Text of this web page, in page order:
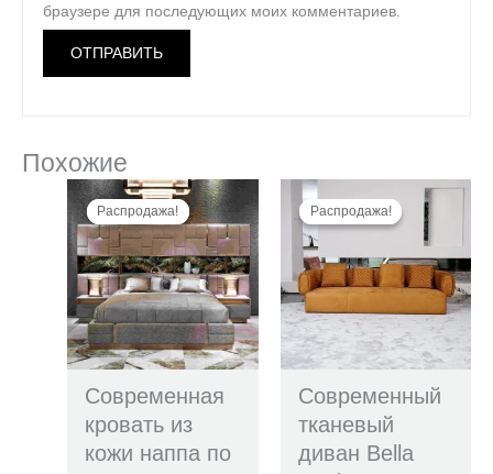
браузере для последующих моих комментариев.
Похожие
Распродажа!
Распродажа!
Современная
кровать из
кожи наппа по
Первоначальная
цена
составляла
287990,00 ₽.
Текущая
цена:
149999,00 ₽.
Распродажа!
Распродажа!
Современный
тканевый
диван Bella
Первоначальная
цена
составляла
99800,00 ₽.
Текущая